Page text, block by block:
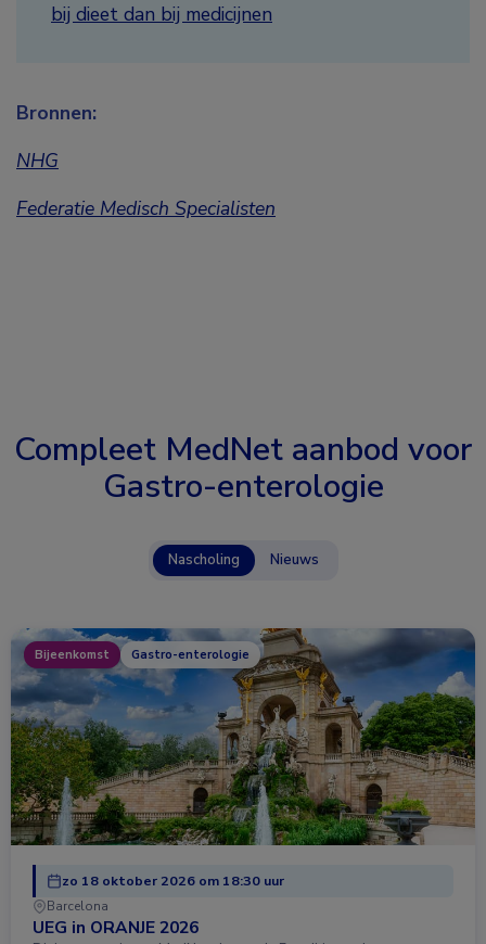
bij dieet dan bij medicijnen
Bronnen:
NHG
Federatie Medisch Specialisten
Compleet MedNet aanbod voor
Gastro-enterologie
Nascholing Nieuws
Bijeenkomst Gastro-enterologie
zo 18 oktober 2026 om 18:30 uur
Barcelona
UEG in ORANJE 2026